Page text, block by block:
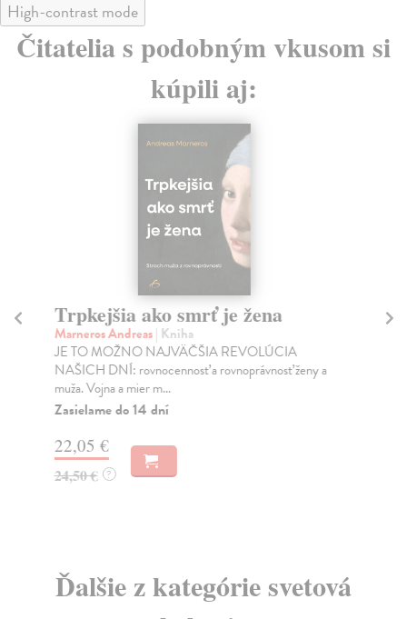
High-contrast mode
Čitatelia s podobným vkusom si
kúpili aj:
Trpkejšia ako smrť je žena
Marneros Andreas| Kniha
JE TO MOŽNO NAJVÄČŠIA REVOLÚCIA
NAŠICH DNÍ: rovnocennosť a rovnoprávnosť ženy a
muža. Vojna a mier m...
Zasielame do 14 dní
22,05 €
24,50 € ?
Ďalšie z kategórie svetová